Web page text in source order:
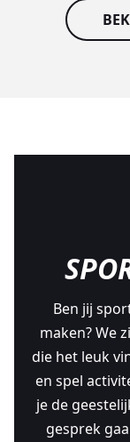
Ben jij
maken? We
die het leuk
en spel
je de
gesprek